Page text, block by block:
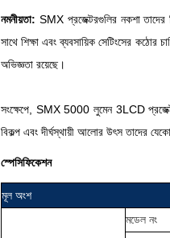
নমনীয়তা: SMX প্রজেক্টরগুলির নকশা
সাথে শিক্ষা এবং ব্যবসায়িক সেটিংসের কঠোর
অভিজ্ঞতা রয়েছে।
সংক্ষেপে, SMX 5000 লুমেন 3LCD
বিকল্প এবং দীর্ঘস্থায়ী আলোর উৎস তাদের
স্পেসিফিকেশন
মূল অংশ
মডেল নং